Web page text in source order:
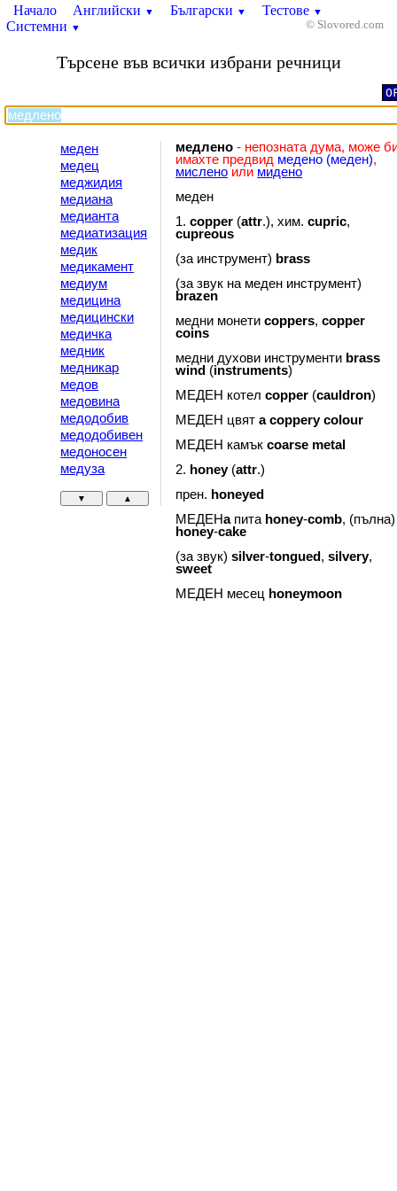
Начало Английски ▼ Български ▼ Тестове ▼
Системни ▼ © Slovored.com
Търсене във всички избрани речници
меден
медец
меджидия
медиана
медианта
медиатизация
медик
медикамент
медиум
медицина
медицински
медичка
медник
медникар
медов
медовина
медодобив
медодобивен
медоносен
медуза
▼ ▲
медлено - непозната дума, може
имахте предвид медено (меден),
мислено или мидено
меден
1.copper (attr.), хим.cupric,
cupreous
(за инструмент) brass
(за звук на меден инструмент)
brazen
медни монетиcoppers,copper
coins
медни духови инструменти brass
wind (instruments)
МЕДЕН котелcopper (cauldron)
МЕДЕН цвятa coppery colour
МЕДЕН камъкcoarse metal
2. honey(attr.)
прен. honeyed
МЕДЕНaпита honey-comb, (пълна)
honey-cake
(за звук)silver-tongued,silvery,
sweet
МЕДЕН месец honeymoon